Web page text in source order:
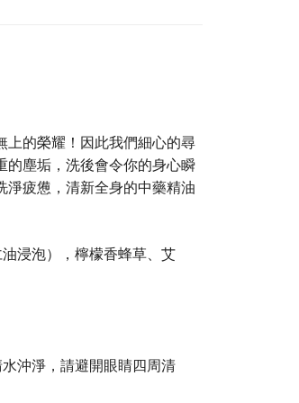
上的榮耀！因此我們細心的尋
的塵垢，洗後會令你的身心瞬
淨疲憊，清新全身的中藥精油
浸泡），檸檬香蜂草、艾
沖淨，請避開眼睛四周清